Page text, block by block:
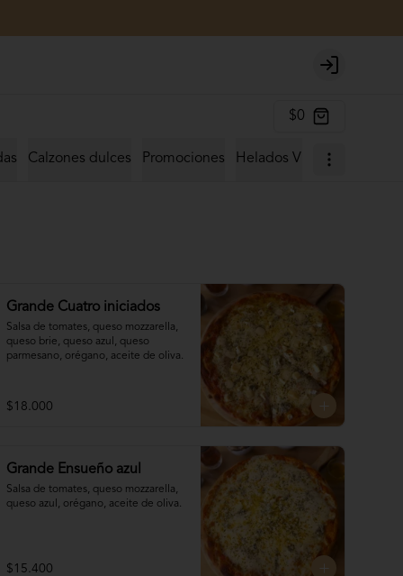
Login
$0
Calzones dulces Promociones Helados Vittore
Grande Cuatro iniciados
Salsa de tomates, queso mozzarella,
queso brie, queso azul, queso
parmesano, orégano, aceite de oliva.
$18.000
Grande Ensueño azul
Salsa de tomates, queso mozzarella,
queso azul, orégano, aceite de oliva.
$15.400